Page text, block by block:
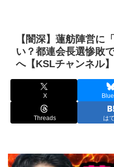
【闇深】蓮舫陣営に
い？都連会長選惨敗
へ【KSLチャンネル】
X
Threads は